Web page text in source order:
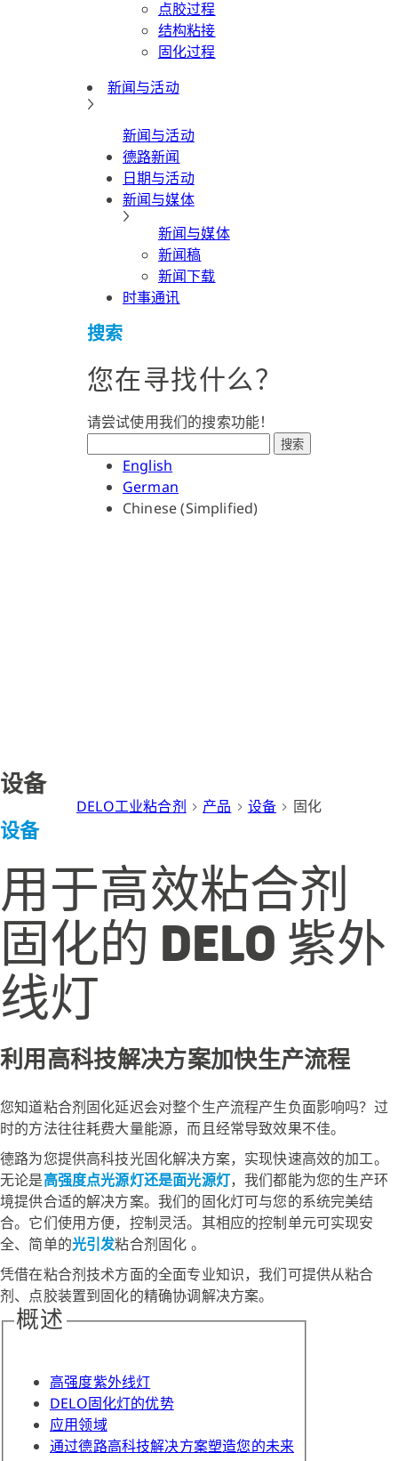
点胶过程
结构粘接
固化过程
新闻与活动
新闻与活动
德路新闻
日期与活动
新闻与媒体
新闻与媒体
新闻稿
新闻下载
时事通讯
搜索
您在寻找什么？
请尝试使用我们的搜索功能！
搜索
English
German
Chinese (Simplified)
设备
DELO工业粘合剂 产品 设备 固化
设备
用于高效粘合剂
固化的 DELO 紫外
线灯
利用高科技解决方案加快生产流程
您知道粘合剂固化延迟会对整个生产流程产生负面影响吗？过
时的方法往往耗费大量能源，而且经常导致效果不佳。
德路为您提供高科技光固化解决方案，实现快速高效的加工。
无论是高强度点光源灯还是面光源灯，我们都能为您的生产环
境提供合适的解决方案。我们的固化灯可与您的系统完美结
合。它们使用方便，控制灵活。其相应的控制单元可实现安
全、简单的光引发粘合剂固化 。
凭借在粘合剂技术方面的全面专业知识，我们可提供从粘合
剂、点胶装置到固化的精确协调解决方案。
概述
高强度紫外线灯
DELO固化灯的优势
应用领域
通过德路高科技解决方案塑造您的未来